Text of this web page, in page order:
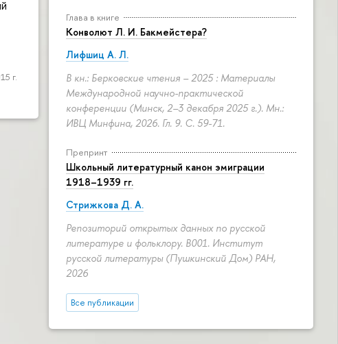
Глава в книге
Конволют Л. И. Бакмейстера?
Лифшиц А. Л.
В кн.: Берковские чтения – 2025 : Материалы
Международной научно-практической
конференции (Минск, 2–3 декабря 2025 г.). Мн.:
ИВЦ Минфина, 2026. Гл. 9. С. 59-71.
Препринт
Школьный литературный канон эмиграции
1918–1939 гг.
Стрижкова Д. А.
Репозиторий открытых данных по русской
литературе и фольклору. B001. Институт
русской литературы (Пушкинский Дом) РАН,
2026
Все публикации
г.